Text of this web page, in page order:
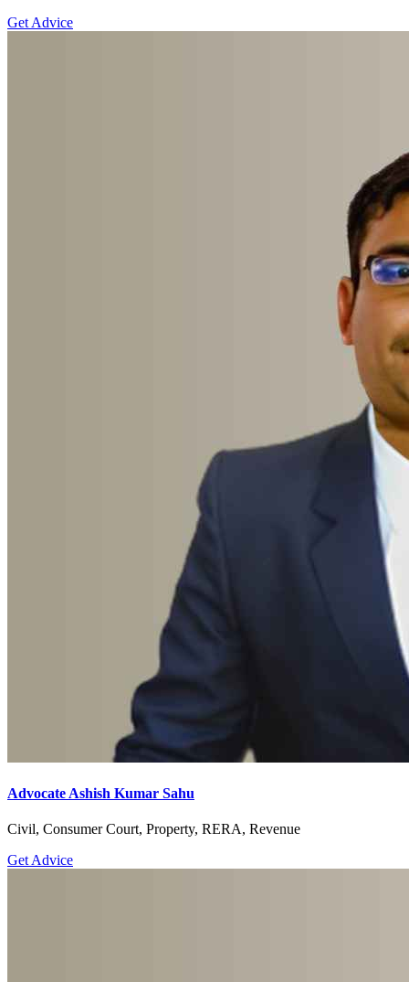
Get Advice
Advocate Ashish Kumar Sahu
Civil, Consumer Court, Property, RERA, Revenue
Get Advice